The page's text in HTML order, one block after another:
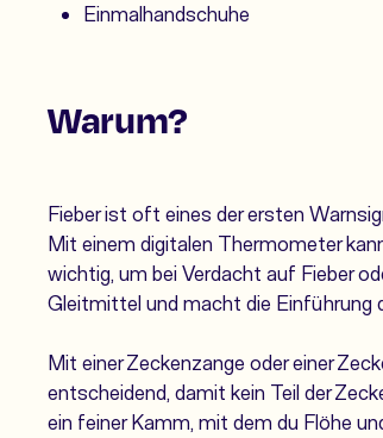
Einmalhandschuhe
Warum?
Fieber ist oft eines der ersten
Mit einem digitalen Thermometer
wichtig, um bei Verdacht auf Fieber
Gleitmittel und macht die Einführung
Mit einerZeckenzange oder einer
entscheidend, damit kein Teil der
ein feiner Kamm, mit dem du Flöhe